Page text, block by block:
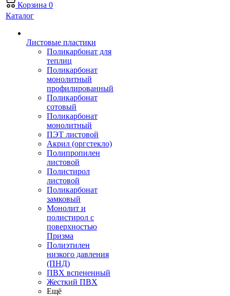
Корзина 0
Каталог
Листовые пластики
Поликарбонат для
теплиц
Поликарбонат
монолитный
профилированный
Поликарбонат
сотовый
Поликарбонат
монолитный
ПЭТ листовой
Акрил (оргстекло)
Полипропилен
листовой
Полистирол
листовой
Поликарбонат
замковый
Монолит и
полистирол с
поверхностью
Призма
Полиэтилен
низкого давления
(ПНД)
ПВХ вспененный
Жесткий ПВХ
Ещё